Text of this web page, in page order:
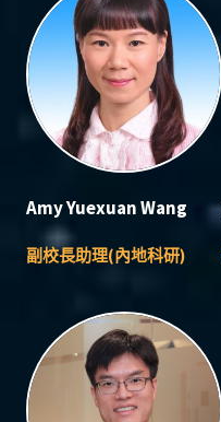
Amy Yuexuan Wang
副校長助理(內地科研)